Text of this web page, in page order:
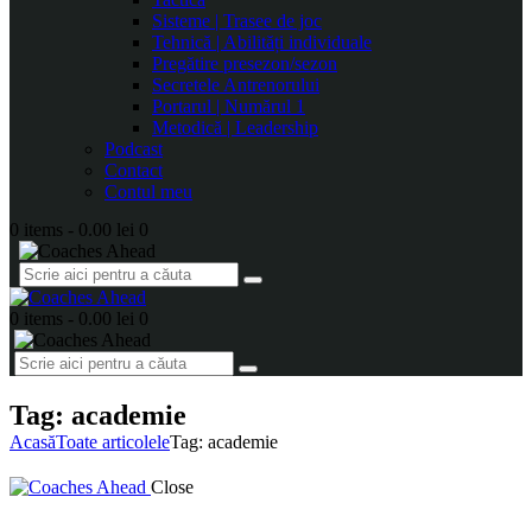
Sisteme | Trasee de joc
Tehnică | Abilități individuale
Pregătire presezon/sezon
Secretele Antrenorului
Portarul | Numărul 1
Metodică | Leadership
Podcast
Contact
Contul meu
0 items - 0.00 lei 0
0 items - 0.00 lei 0
Tag: academie
AcasăToate articoleleTag: academie
Close